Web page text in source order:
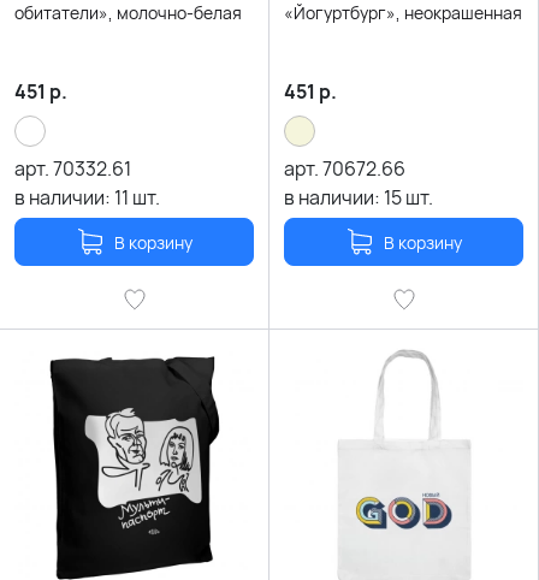
обитатели», молочно-белая
451 р.
арт.70332.61
в наличии: 11 шт.
В корзину
«Йогуртбург», неокрашенная
451 р.
арт.70672.66
в наличии: 15шт.
В корзину